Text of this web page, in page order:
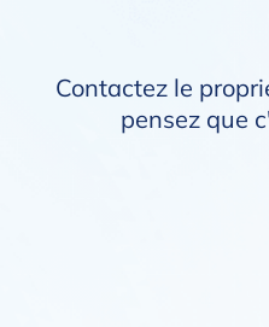
Contactez le
pensez que